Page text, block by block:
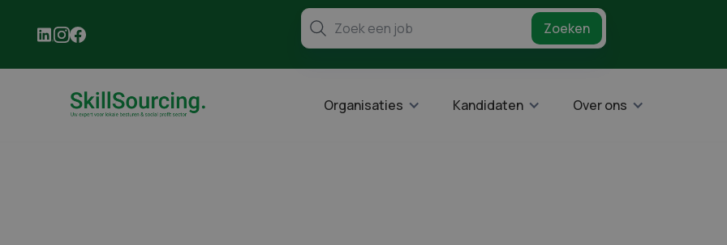
Organisaties Kandidaten Over ons